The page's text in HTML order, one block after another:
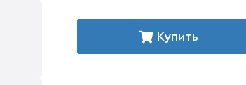
Купить